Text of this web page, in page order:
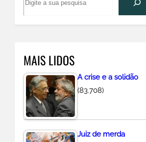
e
i
s
a
MAIS LIDOS
A crise e a solidão
(83.708)
Juiz de merda